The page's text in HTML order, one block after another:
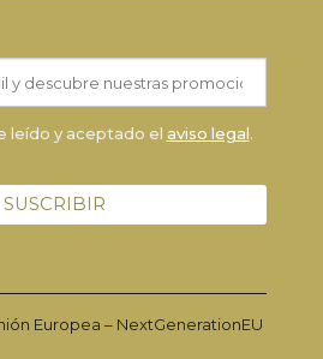
leído y aceptado el aviso legal.
Europea – NextGenerationEU